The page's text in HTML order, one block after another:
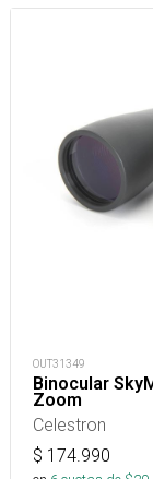
OUT31349
Binocular
Zoom
Celestron
$ 174.990